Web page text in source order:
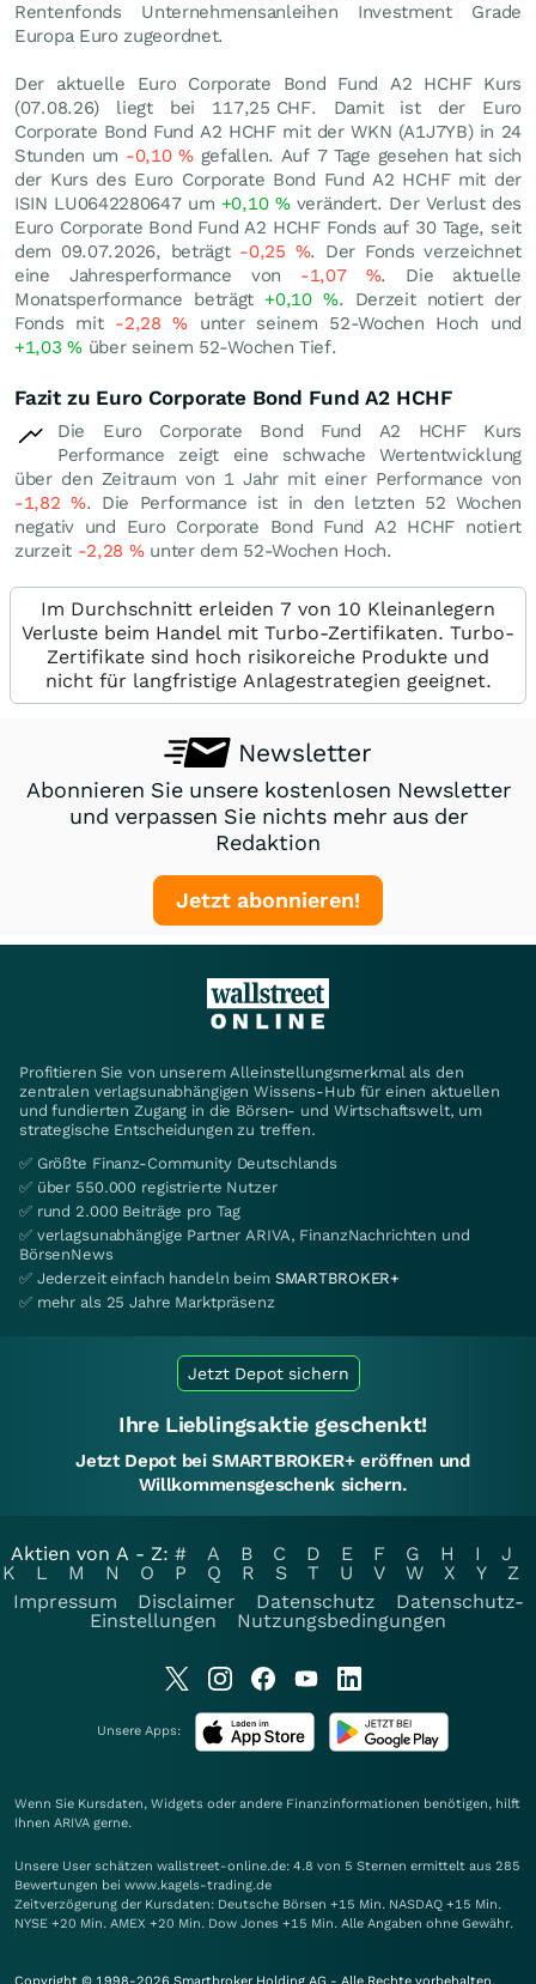
Rentenfonds Unternehmensanleihen Investment Grade
Europa Euro zugeordnet.
Der aktuelle Euro Corporate Bond Fund A2 HCHF Kurs
(07.08.26) liegt bei 117,25 CHF. Damit ist der Euro
Corporate Bond Fund A2 HCHF mit der WKN (A1J7YB) in 24
Stunden um -0,10%gefallen. Auf 7 Tage gesehen hat sich
der Kurs des Euro Corporate Bond Fund A2 HCHF mit der
ISIN LU0642280647 um +0,10 %verändert. Der Verlust des
Euro Corporate Bond Fund A2 HCHF Fonds auf 30 Tage, seit
dem 09.07.2026, beträgt -0,25 %. Der Fonds verzeichnet
eine Jahresperformance von -1,07 %. Die aktuelle
Monatsperformance beträgt +0,10 %. Derzeit notiert der
Fonds mit -2,28% unter seinem 52-Wochen Hoch und
+1,03%über seinem 52-Wochen Tief.
Fazit zu Euro Corporate Bond Fund A2 HCHF
Die Euro Corporate Bond Fund A2 HCHF Kurs
Performance zeigt eine schwache Wertentwicklung
über den Zeitraum von 1 Jahr mit einer Performance von
-1,82%. Die Performance ist in den letzten 52 Wochen
negativ und Euro Corporate Bond Fund A2 HCHF notiert
zurzeit -2,28 %unter dem 52-Wochen Hoch.
Im Durchschnitt erleiden 7 von 10 Kleinanlegern
Verluste beim Handel mit Turbo-Zertifikaten. Turbo-
Zertifikate sind hoch risikoreiche Produkte und
nicht für langfristige Anlagestrategien geeignet.
Newsletter
Abonnieren Sie unsere kostenlosen Newsletter
und verpassen Sie nichts mehr aus der
Redaktion
Jetzt abonnieren!
Profitieren Sie von unserem Alleinstellungsmerkmal als den
zentralen verlagsunabhängigen Wissens-Hub für einen aktuellen
und fundierten Zugang in die Börsen- und Wirtschaftswelt, um
strategische Entscheidungen zu treffen.
✅ Größte Finanz-Community Deutschlands
✅ über 550.000 registrierte Nutzer
✅ rund 2.000 Beiträge pro Tag
✅ verlagsunabhängige Partner ARIVA, FinanzNachrichten und
BörsenNews
✅ Jederzeit einfach handeln beim SMARTBROKER+
✅ mehr als 25 Jahre Marktpräsenz
Jetzt Depot sichern
Ihre Lieblingsaktie geschenkt!
Jetzt Depot bei SMARTBROKER+ eröffnen und
Willkommensgeschenk sichern.
Aktien von A - Z: # A B C D E F G H I
J
K
L M N O P Q R S T U V W X Y
Z
Impressum
Disclaimer Datenschutz
Datenschutz-
Einstellungen
Nutzungsbedingungen
Unsere Apps:
Wenn Sie Kursdaten, Widgets oder andere Finanzinformationen benötigen, hilft
Ihnen ARIVA gerne.
Unsere User schätzen wallstreet-online.de: 4.8 von 5 Sternen ermittelt aus 285
Bewertungen bei www.kagels-trading.de
Zeitverzögerung der Kursdaten: Deutsche Börsen +15 Min. NASDAQ +15 Min.
NYSE +20 Min. AMEX +20 Min. Dow Jones +15 Min. Alle Angaben ohne Gewähr.